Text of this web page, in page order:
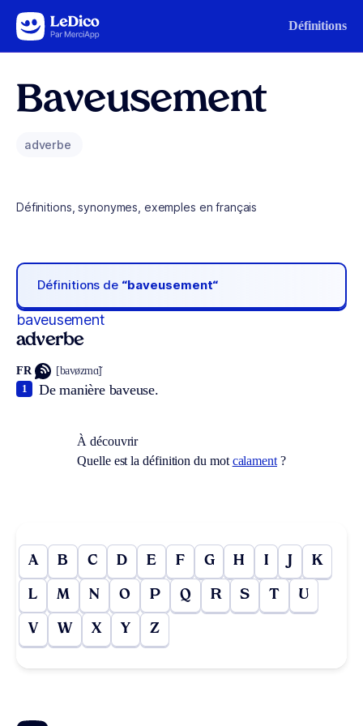
Aller au contenu Définitions
Baveusement
adverbe
Définitions, synonymes, exemples en français
Définitions de “baveusement“
baveusement
adverbe
FR [bavøzmɑ̃]
De manière baveuse.
1
À découvrir
Quelle est la définition du mot calament?
A B C D E F G H I J K
L M N O P Q R S T U
V W X Y Z